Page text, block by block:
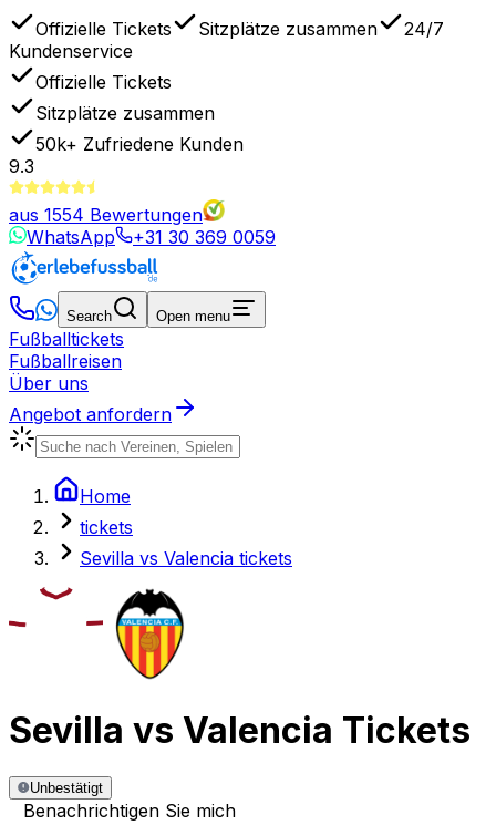
Offizielle Tickets Sitzplätze zusammen
24/7
Kundenservice
Offizielle Tickets
Sitzplätze zusammen
50k+ Zufriedene Kunden
9.3
aus 1554 Bewertungen
WhatsApp
+31 30 369 0059
Search Open menu
Fußballtickets
Fußballreisen
Über uns
Angebot anfordern
Home
tickets
Sevilla vs Valencia tickets
Sevilla vs Valencia Tickets
Unbestätigt
Benachrichtigen Sie mich